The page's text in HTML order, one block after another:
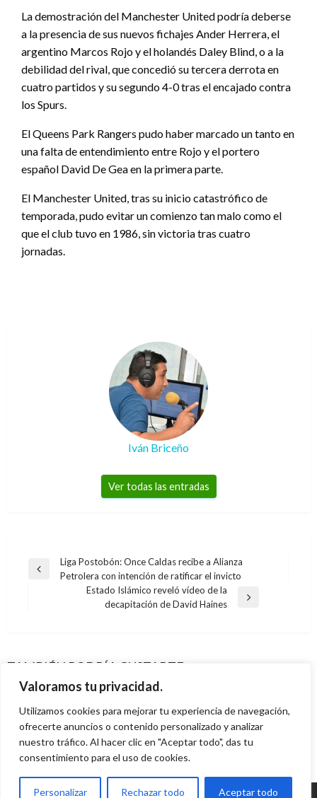
Valoramos tu privacidad.
Utilizamos cookies para mejorar tu experiencia de navegación,
ofrecerte anuncios o contenido personalizado y analizar
nuestro tráfico. Al hacer clic en "Aceptar todo", das tu
consentimiento para el uso de cookies.
Personalizar Rechazar todo Aceptar todo
La demostración del Manchester United podría deberse
a la presencia de sus nuevos fichajes Ander Herrera, el
argentino Marcos Rojo y el holandés Daley Blind, o a la
debilidad del rival, que concedió su tercera derrota en
cuatro partidos y su segundo 4-0 tras el encajado contra
los Spurs.
El Queens Park Rangers pudo haber marcado un tanto en
una falta de entendimiento entre Rojo y el portero
español David De Gea en la primera parte.
El Manchester United, tras su inicio catastrófico de
temporada, pudo evitar un comienzo tan malo como el
que el club tuvo en 1986, sin victoria tras cuatro
jornadas.
Iván Briceño
Ver todas las entradas
Navegación
Entrada
Liga Postobón: Once Caldas recibe a Alianza
Petrolera con intención de ratificar el invicto
Estado Islámico reveló vídeo de la
decapitación de David Haines
TAMBIÉN PODRÍA GUSTARTE
lider
Ariel Cabrera lunes marzo 30, 2015
Arenas quedó quinta en el Mundial de Doha
Iván Briceño lunes septiembre 30, 2019
DEPORTES
Vengo a aportar toda mi experiencia en Santa
Paola Medellin jueves septiembre 13, 2012